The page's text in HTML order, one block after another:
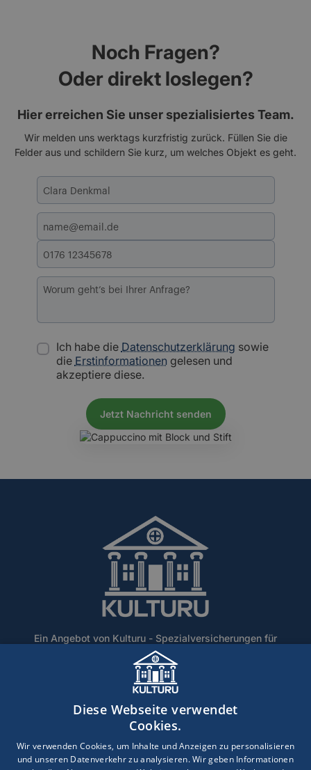
und Erhalt meist aufwendig und kostenintensiv sind.
Noch Fragen?
Oder direkt loslegen?
Hier erreichen Sie unser spezialisiertes Team.
Wir melden uns werktags kurzfristig zurück. Füllen Sie die
Felder aus und schildern Sie kurz, um welches Objekt es geht.
Ich habe die Datenschutzerklärung sowie
die Erstinformationen gelesen und
akzeptiere diese.
Ein Angebot von Kulturu - Spezialversicherungen für
Denkmalschutz und historische Gebäude.
Über UnsBlogLexikon
ErstinformationHaftungsausschlussImpressum
Datenschutz
Copyright © 2026 · Ein Service der DEVK Gebietsdirektion
Diese Webseite verwendet
Cookies.
Wir verwenden Cookies, um Inhalte und Anzeigen zu personalisieren
und unseren Datenverkehr zu analysieren. Wir geben Informationen